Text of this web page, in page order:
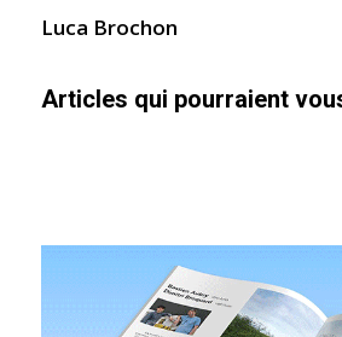
Luca Brochon
Articles qui pourraient